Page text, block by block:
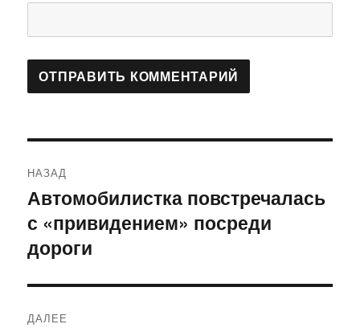
по
записям
НАЗАД
Предыдущая
запись:
Автомобилистка повстречалась
с «привидением» посреди
дороги
ДАЛЕЕ